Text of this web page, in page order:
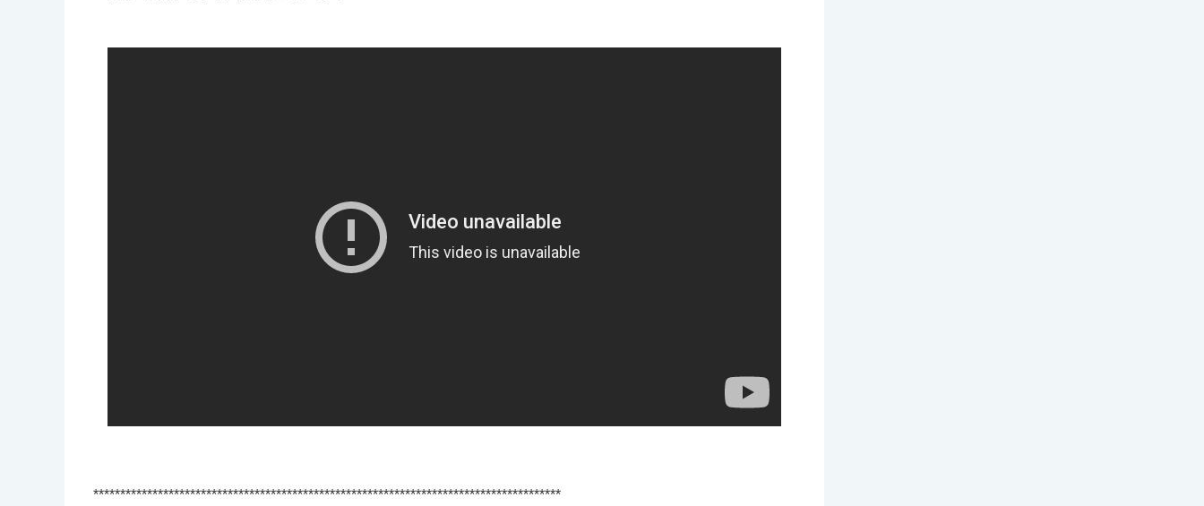
***************************************************************************************